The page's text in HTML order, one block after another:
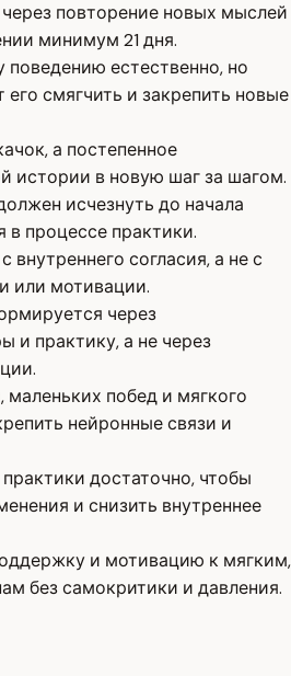
повторение новых мыслей
минимум 21 дня.
естественно, но
его смягчить и закрепить новые
а постепенное
истории в новую шаг за шагом.
исчезнуть до начала
в процессе практики.
согласия, а не с
или мотивации.
через
и практику, а не через
побед и мягкого
нейронные связи и
достаточно, чтобы
и снизить внутреннее
и мотивацию к мягким,
без самокритики и давления.